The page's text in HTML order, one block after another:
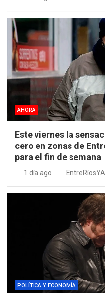
AHORA
Este viernes la
cero en zonas de
para el fin de semana
1 día ago EntreRíosYA
POLÍTICA Y ECONOMÍA